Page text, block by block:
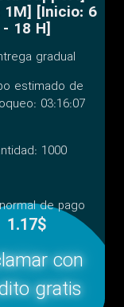
1M] [Inicio: 6
- 18 H]
gradual
estimado de
03:16:07
1000
de pago
1.17$
con
gratis